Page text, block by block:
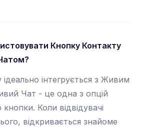
Кнопку Контакту
інтегрується з Живим
Чат - це одна з опцій
Коли відвідувачі
відкривається знайоме